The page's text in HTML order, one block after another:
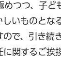
つつ、子ど
しいものと
で、引き続
関するご挨